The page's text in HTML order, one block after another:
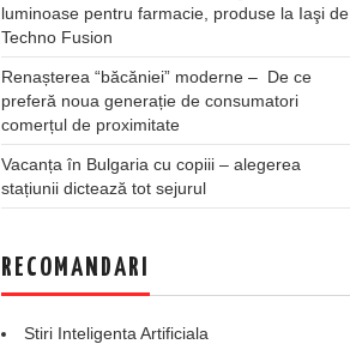
luminoase pentru farmacie, produse la Iaşi de
Techno Fusion
Renașterea “băcăniei” moderne – De ce
preferă noua generație de consumatori
comerțul de proximitate
Vacanța în Bulgaria cu copiii – alegerea
stațiunii dictează tot sejurul
RECOMANDARI
Stiri Inteligenta Artificiala